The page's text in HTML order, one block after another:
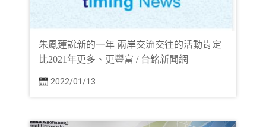
朱鳳蓮說新的一年 兩岸交流交往的活動肯定
比2021年更多、更豐富 / 台銘新聞網
2022/01/13